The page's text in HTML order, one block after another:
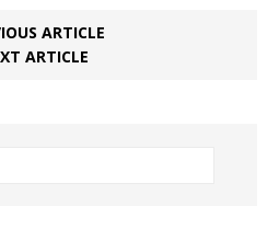
ARTICLE
ARTICLE